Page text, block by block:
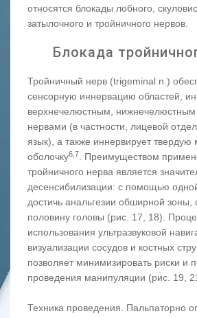
относятся блокады лобного,
затылочного и тройничного нервов.
Блокада
Тройничный нерв (trigeminal n.)
сенсорную иннервацию областей,
верхнечелюстным, нижнечелюстным
нервами (в частности, лицевой
язык), а также иннервирует твердую
оболочку6,7. Преимуществом
тройничного нерва является
десенсибилизации: с помощью
достичь анальгезии обширной
половину головы (рис. 17, 18).
использования ультразвуковой
визуализации сосудов и костных
позволяет минимизировать риски и
проведения манипуляции (рис. 19,
Техника проведения. Пальпаторно